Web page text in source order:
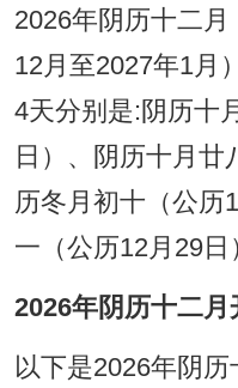
2026年阴历十二
12月至2027年1月
4天分别是:阴历十
日）、阴历十月廿
历冬月初十（公历
一（公历12月29日
2026年阴历十二
以下是2026年阴